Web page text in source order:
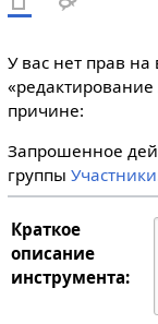
У вас нет прав
причине:
Запрошенное
группы Участники
Краткое
описание
инструмента: